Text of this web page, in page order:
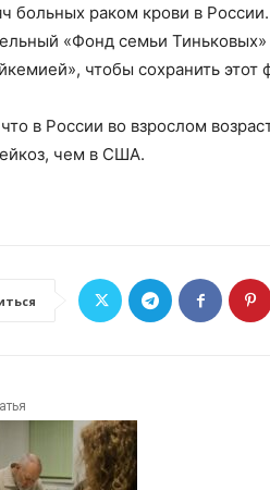
больных раком крови в
«Фонд семьи
чтобы сохранить этот
в России во взрослом
чем в США.